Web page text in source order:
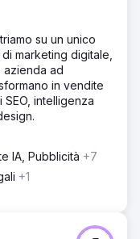
su un unico
marketing digitale,
azienda ad
in vendite
intelligenza
IA, Pubblicità +7
+1